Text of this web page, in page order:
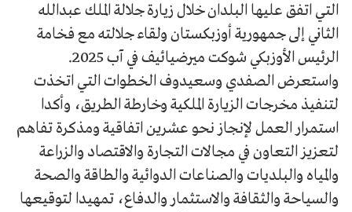
التي اتفق عليها البلدان خلال زيارة جلالة الملك عبدالله
الثاني إلى جمهورية أوزبكستان ولقاء جلالته مع فخامة
الرئيس الأوزبكي شوكت ميرضيائيف في آب 2025.
واستعرض الصفدي وسعيدوف الخطوات التي اتخذت
لتنفيذ مخرجات الزيارة الملكية وخارطة الطريق، وأكدا
استمرار العمل لإنجاز نحو عشرين اتفاقية ومذكرة تفاهم
لتعزيز التعاون في مجالات التجارة والاقتصاد والزراعة
والمياه والبلديات والصناعات الدوائية والطاقة والصحة
والسياحة والثقافة والاستثمار والدفاع، تمهيدا لتوقيعها